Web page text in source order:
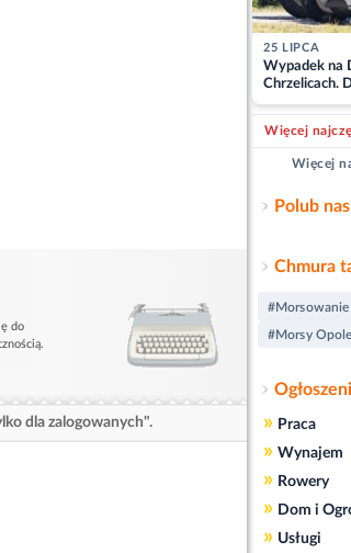
do
dla zalogowanych".
25 LIPCA
Wypadek na
Chrzelicach.
zablokowana
Więcej
Więcej
Polub
Chmura
#Morsowanie
#Morsy Opole
» Praca
» Wynajem
» Rowery
» Dom i
» Usługi